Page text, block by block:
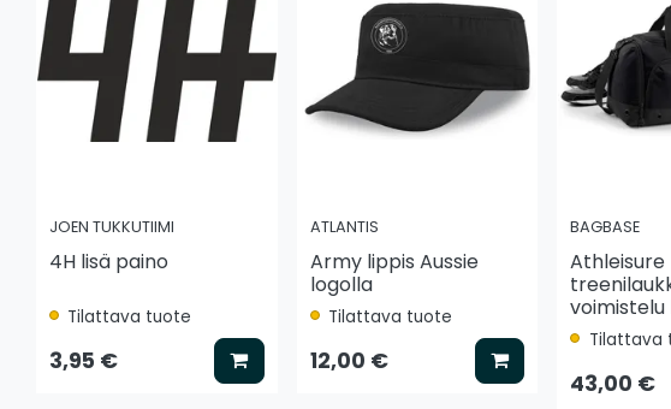
JOEN TUKKUTIIMI
4H lisä paino
Tilattava tuote
3,95 € Lisää koriin
ATLANTIS
Army lippis Aussie
logolla
Tilattava tuote
12,00 € Lisää koriin
BAGBASE
Athleisure
voimistelu
Tilattava
43,00 €